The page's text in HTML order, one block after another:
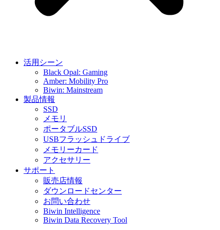
活用シーン
Black Opal: Gaming
Amber: Mobility Pro
Biwin: Mainstream
製品情報
SSD
メモリ
ポータブルSSD
USBフラッシュドライブ
メモリーカード
アクセサリー
サポート
販売店情報
ダウンロードセンター
お問い合わせ
Biwin Intelligence
Biwin Data Recovery Tool